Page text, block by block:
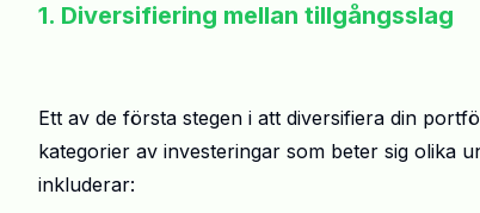
1. Diversifiering mellan tillgångsslag
Ett av de första stegen i att diversifiera din
kategorier av investeringar som beter sig olika
inkluderar: